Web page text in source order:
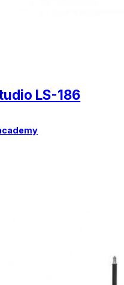
LS-186